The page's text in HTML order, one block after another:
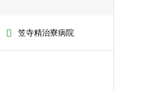
笠寺精治寮病院